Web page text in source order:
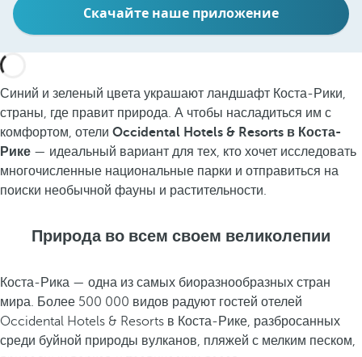
Скачайте наше приложение
Синий и зеленый цвета украшают ландшафт Коста-Рики,
страны, где правит природа. А чтобы насладиться им с
комфортом, отели Occidental Hotels & Resorts в Коста-
Рике — идеальный вариант для тех, кто хочет исследовать
многочисленные национальные парки и отправиться на
поиски необычной фауны и растительности.
Природа во всем своем великолепии
Коста-Рика — одна из самых биоразнообразных стран
мира. Более 500 000 видов радуют гостей отелей
Occidental Hotels & Resorts в Коста-Рике, разбросанных
среди буйной природы вулканов, пляжей с мелким песком,